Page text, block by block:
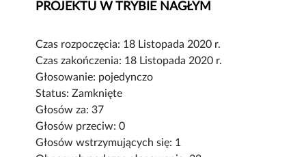
PROJEKTU W TRYBIE NAGŁYM
Czas rozpoczęcia: 18 Listopada 2020 r.
Czas zakończenia: 18 Listopada 2020 r.
Głosowanie: pojedynczo
Status: Zamknięte
Głosów za: 37
Głosów przeciw: 0
Głosów wstrzymujących się: 1